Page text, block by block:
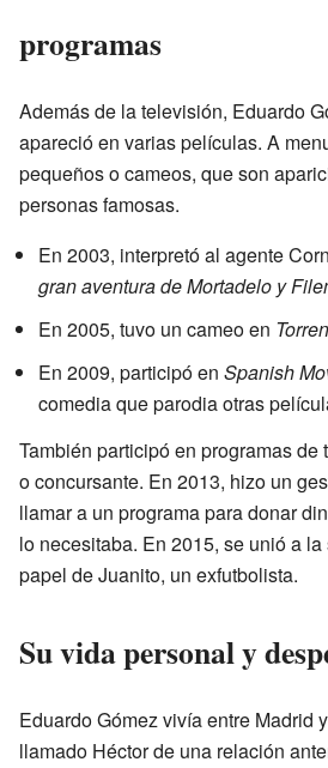
programas
Además de la televisión, Eduardo
apareció en varias películas. A
pequeños o cameos, que son
personas famosas.
En 2003, interpretó al agente
gran aventura de Mortadelo y
En 2005, tuvo un cameo en
En 2009, participó en Spanish
comedia que parodia otras
También participó en programas
o concursante. En 2013, hizo un
llamar a un programa para donar
lo necesitaba. En 2015, se unió a la
papel de Juanito, un exfutbolista.
Su vida personal y
Eduardo Gómez vivía entre Madrid y
llamado Héctor de una relación